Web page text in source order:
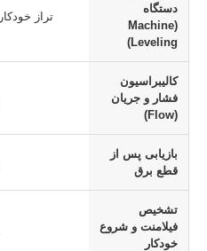
دستگاه
(Machine
Leveling)
تراز خودکار LeviQ 3.0، تنظیم Z-Offset
کالیبراسیون
فشار و جریان
(Flow)
بازیابی پس از
قطع برق
تشخیص
فیلامنت و شروع
خودکار